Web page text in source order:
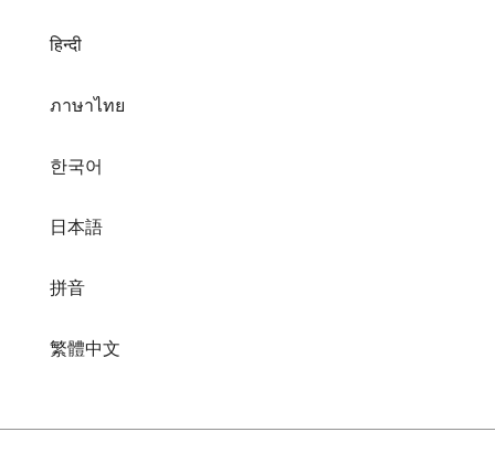
हिन्दी
ภาษาไทย
한국어
日本語
拼音
繁體中文